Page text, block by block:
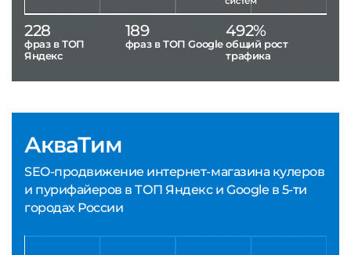
АкваТим
SEO-продвижение интернет-магазина кулеров
и пурифайеров в ТОП Яндекс и Google в 5-ти
городах России
228
фраз в ТОП
Яндекс
189
фраз в ТОП Google
492%
общий рост
трафика